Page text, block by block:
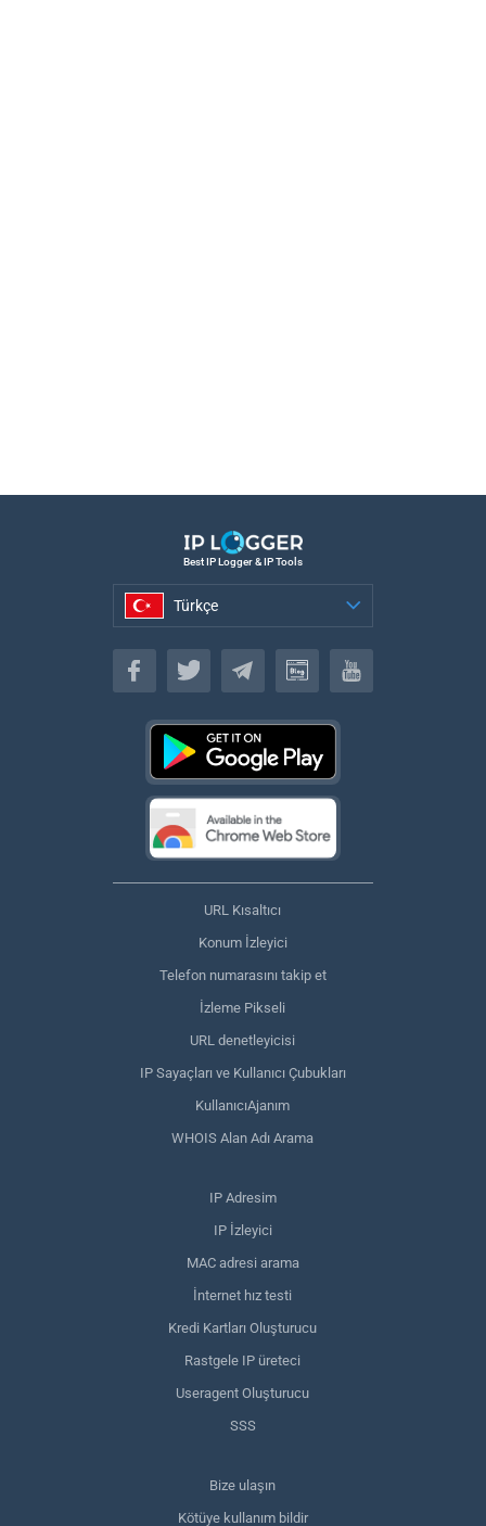
Best IP Logger & IP Tools
Türkçe
Türkçe
URL Kısaltıcı
Konum İzleyici
Telefon numarasını takip et
İzleme Pikseli
URL denetleyicisi
IP Sayaçları ve Kullanıcı Çubukları
KullanıcıAjanım
WHOIS Alan Adı Arama
IP Adresim
IP İzleyici
MAC adresi arama
İnternet hız testi
Kredi Kartları Oluşturucu
Rastgele IP üreteci
Useragent Oluşturucu
SSS
Bize ulaşın
Kötüye kullanım bildir